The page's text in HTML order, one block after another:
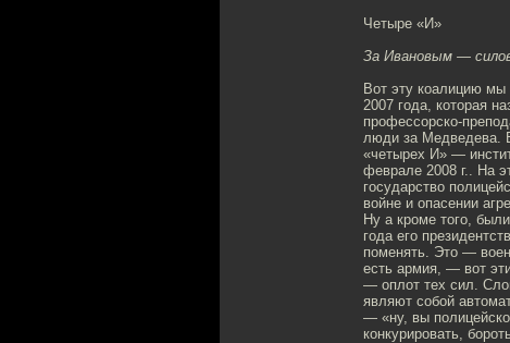
Четыре «И»
За Ивановым —
Вот эту коалицию
2007 года, которая
профессорско-
люди за Медведева.
«четырех И» —
феврале 2008 г.. На
государство
войне и опасении
Ну а кроме того,
года его
поменять. Это —
есть армия, — вот
— оплот тех сил.
являют собой
— «ну, вы
конкурировать,